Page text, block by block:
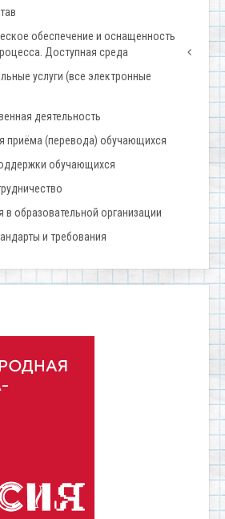
обеспечение и оснащенность
Доступная среда
услуги (все электронные
деятельность
приёма (перевода) обучающихся
обучающихся
в образовательной организации
и требования